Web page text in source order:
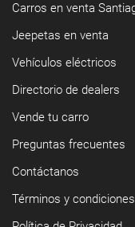
Carros en venta
Jeepetas en venta
Vehículos eléctricos
Directorio de dealers
Vende tu carro
Preguntas frecuentes
Contáctanos
Términos y condiciones